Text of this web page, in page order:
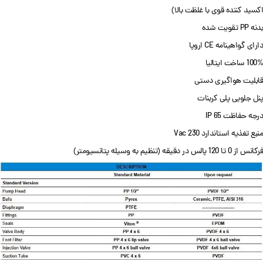
اکسید کننده قوی با غلظت بالا)
بدنه PP تقویت شده
دارای گواهینامه CE اروپا
100% ساخت ایتالیا
قابلیت هواگیری دستی
پنل جلویی پلی کربنات
درجه حفاظت IP 65
منبع تغذیه استاندارد 230 Vac
فرکانس از 0 تا 120 پالس در دقیقه (تنظیم به وسیله پتانسیومتر)